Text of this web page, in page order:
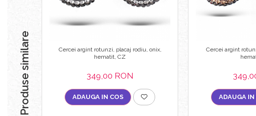
Produse similare
Cercei argint rotunzi, placaj rodiu, onix,
hematit, CZ
349,00 RON
ADAUGA IN COS
Cercei argint
ADAUGA IN